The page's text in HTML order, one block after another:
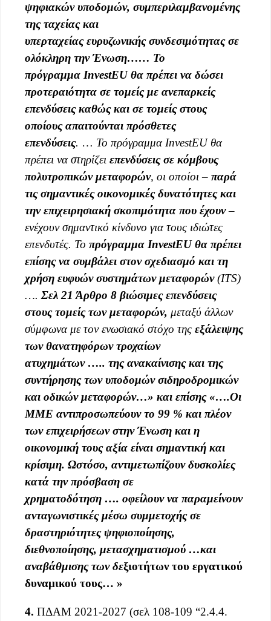
ψηφιακών υποδομών, συμπεριλαμβανομένης
της ταχείας και
υπερταχείαςευρυζωνικήςσυνδεσιμότητας σε
ολόκληρη την Ένωση…… Το
πρόγραμμα InvestEUθα πρέπει να δώσει
προτεραιότητα σε τομείς με ανεπαρκείς
επενδύσεις καθώς και σε τομείς στους
οποίους απαιτούνται πρόσθετες
επενδύσεις. … Το πρόγραμμα InvestEUθα
πρέπει να στηρίζει επενδύσεις σε κόμβους
πολυτροπικών μεταφορών, οι οποίοι – παρά
τις σημαντικές οικονομικές δυνατότητες και
την επιχειρησιακή σκοπιμότητα που έχουν–
ενέχουν σημαντικό κίνδυνο για τους ιδιώτες
επενδυτές. Το πρόγραμμα InvestEUθα πρέπει
επίσης να συμβάλει στον σχεδιασμό και τη
χρήση ευφυών συστημάτων μεταφορών(ITS)
…. Σελ 21 Άρθρο 8 βιώσιμες επενδύσεις
στους τομείς των μεταφορών, μεταξύ άλλων
σύμφωνα με τονενωσιακό στόχο της εξάλειψης
των θανατηφόρων τροχαίων
ατυχημάτων….. της ανακαίνισης και της
συντήρησης των υποδομών σιδηροδρομικών
και οδικών μεταφορών…» και επίσης «….Οι
ΜΜΕ αντιπροσωπεύουν το 99 % και πλέον
των επιχειρήσεων στην Ένωση και η
οικονομική τους αξία είναι σημαντική και
κρίσιμη. Ωστόσο, αντιμετωπίζουν δυσκολίες
κατά την πρόσβαση σε
χρηματοδότηση …. οφείλουν να παραμείνουν
ανταγωνιστικές μέσω συμμετοχής σε
δραστηριότητες ψηφιοποίησης,
διεθνοποίησης, μετασχηματισμού …και
αναβάθμισης των δεξιοτήτων του εργατικού
δυναμικού τους… »
4. ΠΔΑΜ 2021-2027 (σελ 108-109 “2.4.4.